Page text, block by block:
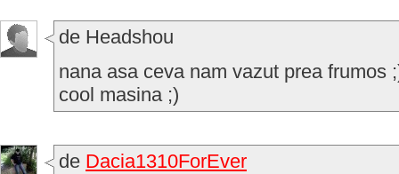
de Headshou
nana asa ceva nam vazut prea frumos
cool masina ;)
de Dacia1310ForEver